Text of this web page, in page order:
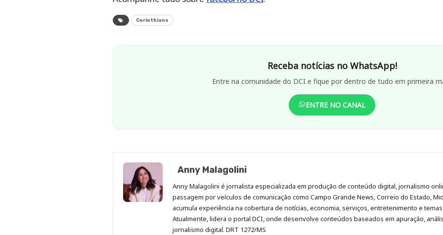
Corinthians
Receba notícias no WhatsApp!
Entre na comunidade do DCI e fique por dentro de tudo em primeira
ENTRE NO CANAL
Anny Malagolini
Anny Malagolini é jornalista especializada em produção de conteúdo digital, jornalismo
passagem por veículos de comunicação como Campo Grande News, Correio do Estado,
acumula experiência na cobertura de notícias, economia, serviços, entretenimento e
Atualmente, lidera o portal DCI, onde desenvolve conteúdos baseados em apuração,
jornalismo digital. DRT 1272/MS